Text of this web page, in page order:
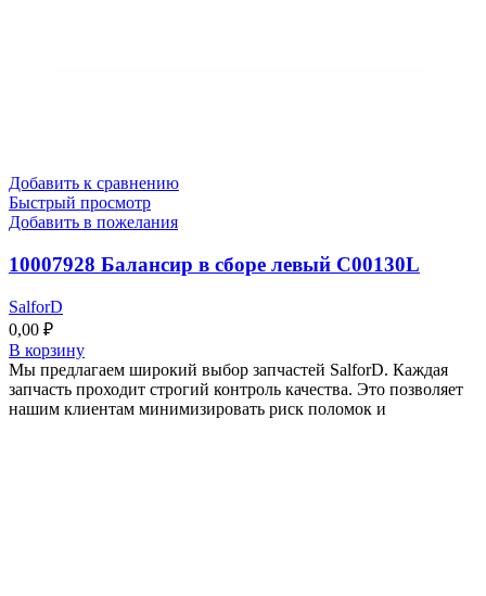
Добавить к сравнению
Быстрый просмотр
Добавить в пожелания
10007928 Балансир в сборе левый C00130L
SalforD
0,00 ₽
В корзину
Мы предлагаем широкий выбор запчастей SalforD. Каждая
запчасть проходит строгий контроль качества. Это позволяет
нашим клиентам минимизировать риск поломок и